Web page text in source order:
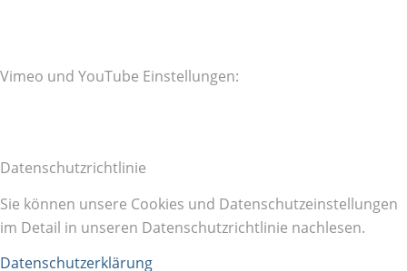
Vimeo und YouTube Einstellungen:
Datenschutzrichtlinie
Sie können unsere Cookies und Datenschutzeinstellungen
im Detail in unseren Datenschutzrichtlinie nachlesen.
Datenschutzerklärung